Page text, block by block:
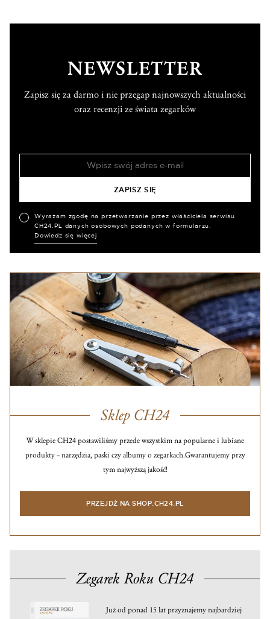
NEWSLETTER
Zapisz się za darmo i nie przegap najnowszych aktualności
oraz recenzji ze świata zegarków
Wyrażam zgodę na przetwarzanie przez właściciela serwisu
CH24.PL danych osobowych podanych w formularzu.
Dowiedz się więcej
Sklep CH24
W sklepie CH24 postawiliśmy przede wszystkim na popularne i lubiane
produkty – narzędzia, paski czy albumy o zegarkach.Gwarantujemy przy
tym najwyższą jakość!
PRZEJDŹ NA SHOP.CH24.PL
Zegarek Roku CH24
Już od ponad 15 lat przyznajemy najbardziej